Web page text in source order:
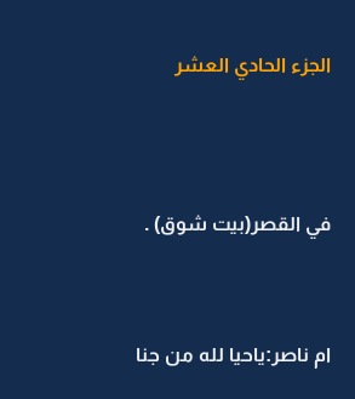
الجزء الحادي العشر
في القصر(بيت شوق) .
ام ناصر:ياحيا لله من جنا